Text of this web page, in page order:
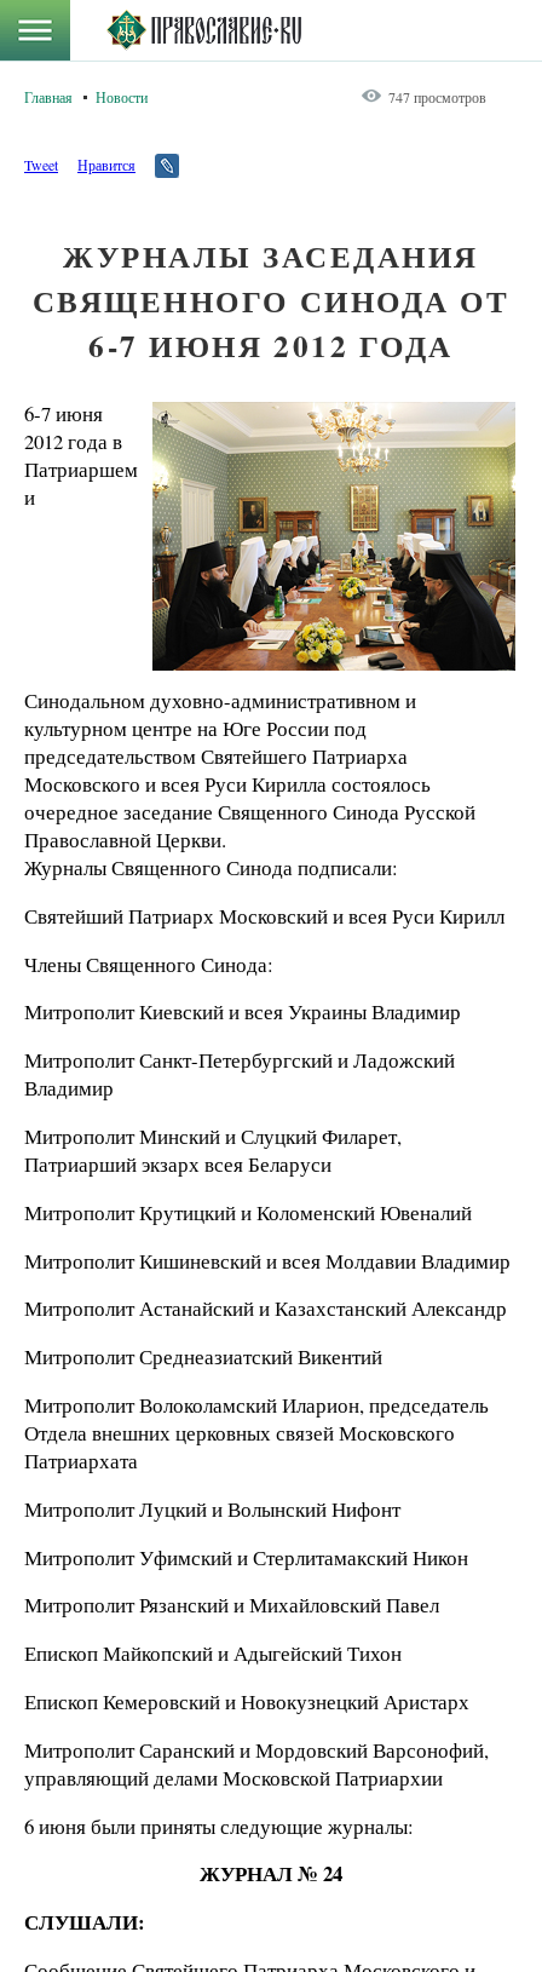
Главная Новости 747 просмотров
Tweet Нравится
ЖУРНАЛЫ ЗАСЕДАНИЯ
СВЯЩЕННОГО СИНОДА ОТ
6-7 ИЮНЯ 2012 ГОДА
6-7 июня
2012 года в
Патриаршем
и
Синодальном духовно-административном и
культурном центре на Юге России под
председательством Святейшего Патриарха
Московского и всея Руси Кирилла состоялось
очередное заседание Священного Синода Русской
Православной Церкви.
Журналы Священного Синода подписали:
Святейший Патриарх Московский и всея Руси Кирилл
Члены Священного Синода:
Митрополит Киевский и всея Украины Владимир
Митрополит Санкт-Петербургский и Ладожский
Владимир
Митрополит Минский и Слуцкий Филарет,
Патриарший экзарх всея Беларуси
Митрополит Крутицкий и Коломенский Ювеналий
Митрополит Кишиневский и всея Молдавии Владимир
Митрополит Астанайский и Казахстанский Александр
Митрополит Среднеазиатский Викентий
Митрополит Волоколамский Иларион, председатель
Отдела внешних церковных связей Московского
Патриархата
Митрополит Луцкий и Волынский Нифонт
Митрополит Уфимский и Стерлитамакский Никон
Митрополит Рязанский и Михайловский Павел
Епископ Майкопский и Адыгейский Тихон
Епископ Кемеровский и Новокузнецкий Аристарх
Митрополит Саранский и Мордовский Варсонофий,
управляющий делами Московской Патриархии
6 июня были приняты следующие журналы:
ЖУРНАЛ № 24
СЛУШАЛИ: